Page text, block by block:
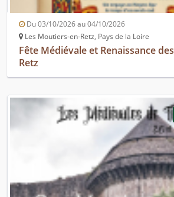
Du 03/10/2026 au 04/10/2026
Les Moutiers-en-Retz, Pays de la Loire
Fête Médiévale et Renaissance
Retz